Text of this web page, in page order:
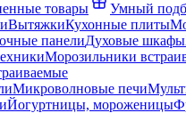
товары Умный
ВытяжкиКухонные плиты
панелиДуховые шкафы
Морозильники
Микроволновые печи
Йогуртницы, мороженицы